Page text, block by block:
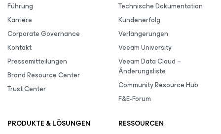
Führung
Karriere
Corporate Governance
Kontakt
Pressemitteilungen
Brand Resource Center
Trust Center
Technische Dokumentation
Kundenerfolg
Verlängerungen
Veeam University
Veeam Data Cloud –
Änderungsliste
Community Resource Hub
F&E-Forum
PRODUKTE & LÖSUNGEN
RESSOURCEN